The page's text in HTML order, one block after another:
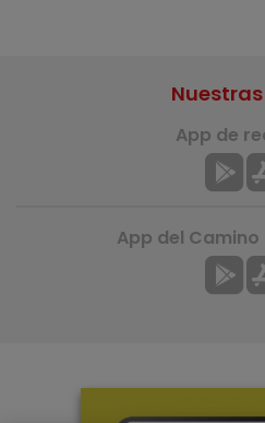
App de
App del